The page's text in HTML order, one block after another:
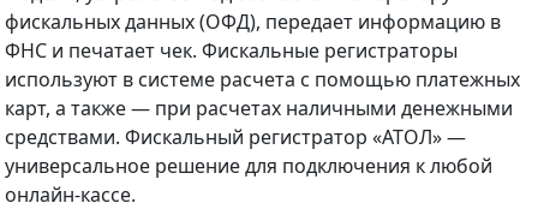
фискальных данных (ОФД), передает информацию в
ФНС и печатает чек. Фискальные регистраторы
используют в системе расчета с помощью платежных
карт, а также — при расчетах наличными денежными
средствами. Фискальный регистратор «АТОЛ» —
универсальное решение для подключения к любой
онлайн-кассе.